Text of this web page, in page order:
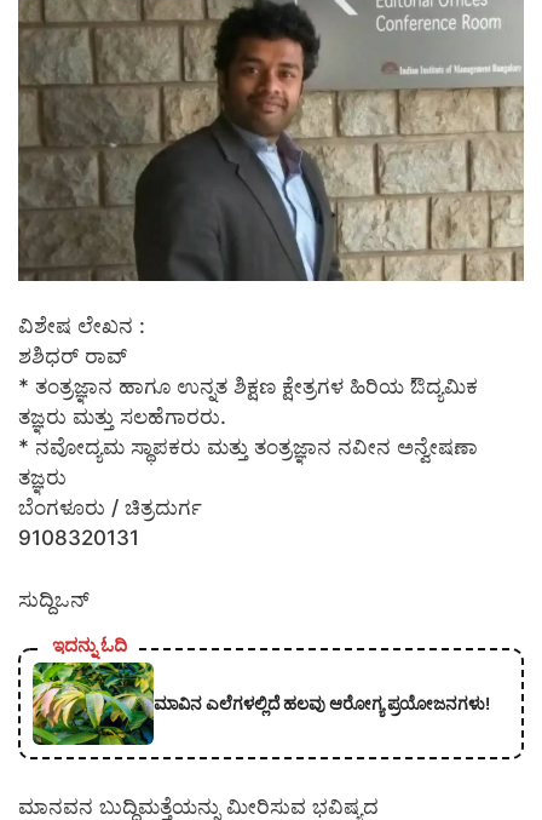
ವಿಶೇಷ ಲೇಖನ :
ಶಶಿಧರ್ ರಾವ್
* ತಂತ್ರಜ್ಞಾನ ಹಾಗೂ ಉನ್ನತ ಶಿಕ್ಷಣ ಕ್ಷೇತ್ರಗಳ ಹಿರಿಯ ಔದ್ಯಮಿಕ
ತಜ್ಞರು ಮತ್ತು ಸಲಹೆಗಾರರು.
* ನವೋದ್ಯಮ ಸ್ಥಾಪಕರು ಮತ್ತು ತಂತ್ರಜ್ಞಾನ ನವೀನ ಅನ್ವೇಷಣಾ
ತಜ್ಞರು
ಬೆಂಗಳೂರು / ಚಿತ್ರದುರ್ಗ
9108320131
ಸುದ್ದಿಒನ್
ಇದನ್ನು ಓದಿ
ಮಾವಿನ ಎಲೆಗಳಲ್ಲಿದೆ ಹಲವು ಆರೋಗ್ಯ ಪ್ರಯೋಜನಗಳು!
​ಮಾನವನ ಬುದ್ಧಿಮತ್ತೆಯನ್ನು ಮೀರಿಸುವ ಭವಿಷ್ಯದ